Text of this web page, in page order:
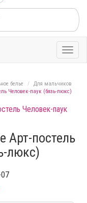
белье
Для мальчиков
Человек-паук (бязь-люкс)
Арт-постель
люкс)